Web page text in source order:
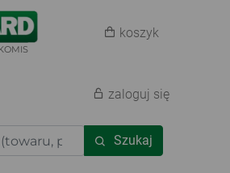
Szukaj
koszyk
zaloguj się